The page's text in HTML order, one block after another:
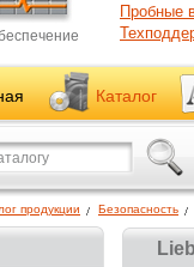
Пробные
Каталог
продукции Безопасность